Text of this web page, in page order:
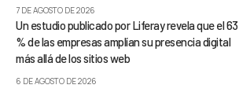
7 DE AGOSTO DE 2026
Un estudio publicado por Liferay revela que el 63
% de las empresas amplían su presencia digital
más allá de los sitios web
6 DE AGOSTO DE 2026